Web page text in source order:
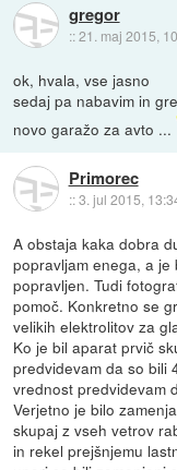
gregor
::21. maj 2015,
ok, hvala, vse jasno
sedaj pa nabavim in
novo garažo za avto ...
Primorec
::3. jul 2015,
A obstaja kaka dobra
popravljam enega, a
popravljen. Tudi
pomoč. Konkretno se
velikih elektrolitov za
Ko je bil aparat prvič
predvidevam da so bili
vrednost predvidevam
Verjetno je bilo
skupaj z vseh vetrov
in rekel prejšnjemu